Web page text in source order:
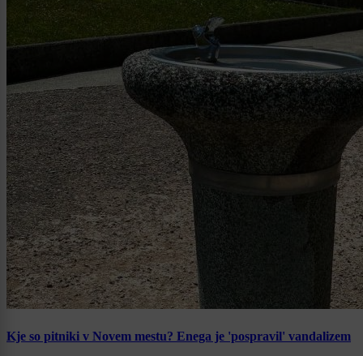
Kje so pitniki v Novem mestu? Enega je 'pospravil' vandalizem